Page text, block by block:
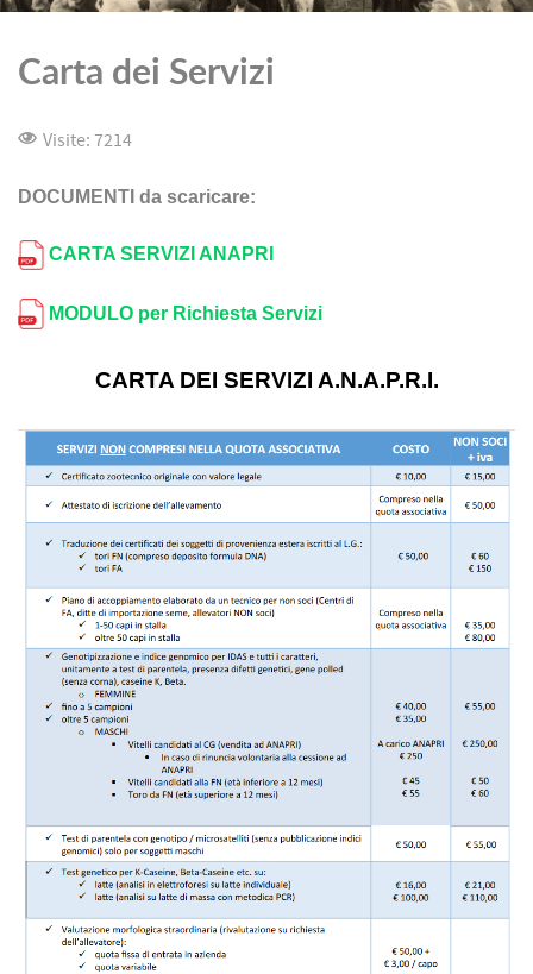
Carta dei Servizi
Visite: 7214
DOCUMENTI da scaricare:
CARTA SERVIZI ANAPRI
MODULO per Richiesta Servizi
CARTA DEI SERVIZI A.N.A.P.R.I.